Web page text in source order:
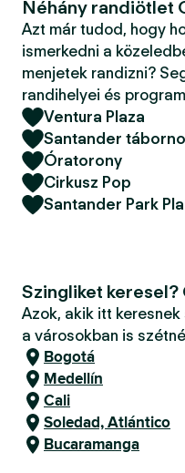
Néhány randiötlet
Azt már tudod, hogy
ismerkedni a
menjetek randizni?
randihelyei és
Ventura Plaza
Santander
Óratorony
Cirkusz Pop
Santander Park
Szingliket keresel?
Azok, akik itt
a városokban is
Bogotá
Medellín
Cali
Soledad, Atlántico
Bucaramanga